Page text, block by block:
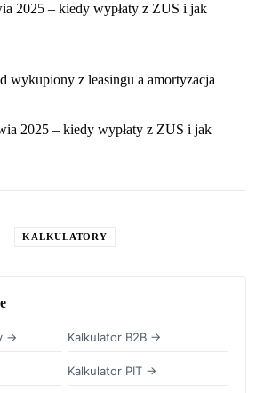
2025 – kiedy wypłaty z ZUS i jak
wykupiony z leasingu a amortyzacja
2025 – kiedy wypłaty z ZUS i jak
KALKULATORY
→ Kalkulator B2B →
Kalkulator PIT →